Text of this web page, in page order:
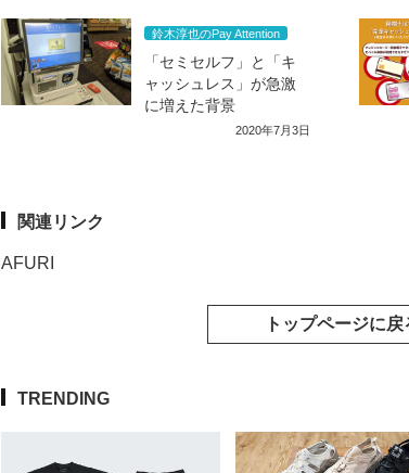
鈴木淳也のPay Attention
「セミセルフ」と「キ
ャッシュレス」が急激
に増えた背景
2020年7月3日
関連リンク
AFURI
トップページに戻
TRENDING